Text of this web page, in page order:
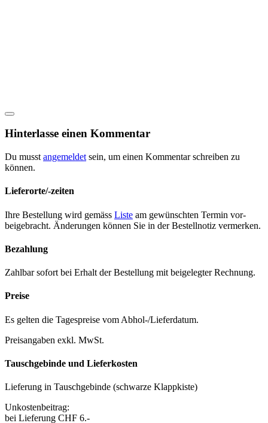
Hinterlasse einen Kommentar
Du musst angemeldet sein, um einen Kommentar schreiben zu
können.
Lieferorte/-zeiten
Ihre Bestel­lung wird gemäss Liste am gewün­scht­en Ter­min vor­
beige­bracht. Änderun­gen kön­nen Sie in der Bestell­no­tiz ver­merken.
Bezahlung
Zahlbar sofort bei Erhalt der Bestel­lung mit beigelegter Rech­nung.
Preise
Es gel­ten die Tage­spreise vom Abhol-/Liefer­da­tum.
Preisangaben exkl. MwSt.
Tauschgebinde und Lieferkosten
Liefer­ung in Tauschge­binde (schwarze Klapp­kiste)
Unkosten­beitrag:
bei Liefer­ung CHF 6.-